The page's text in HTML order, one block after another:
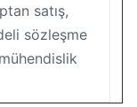
satış,
sözleşme